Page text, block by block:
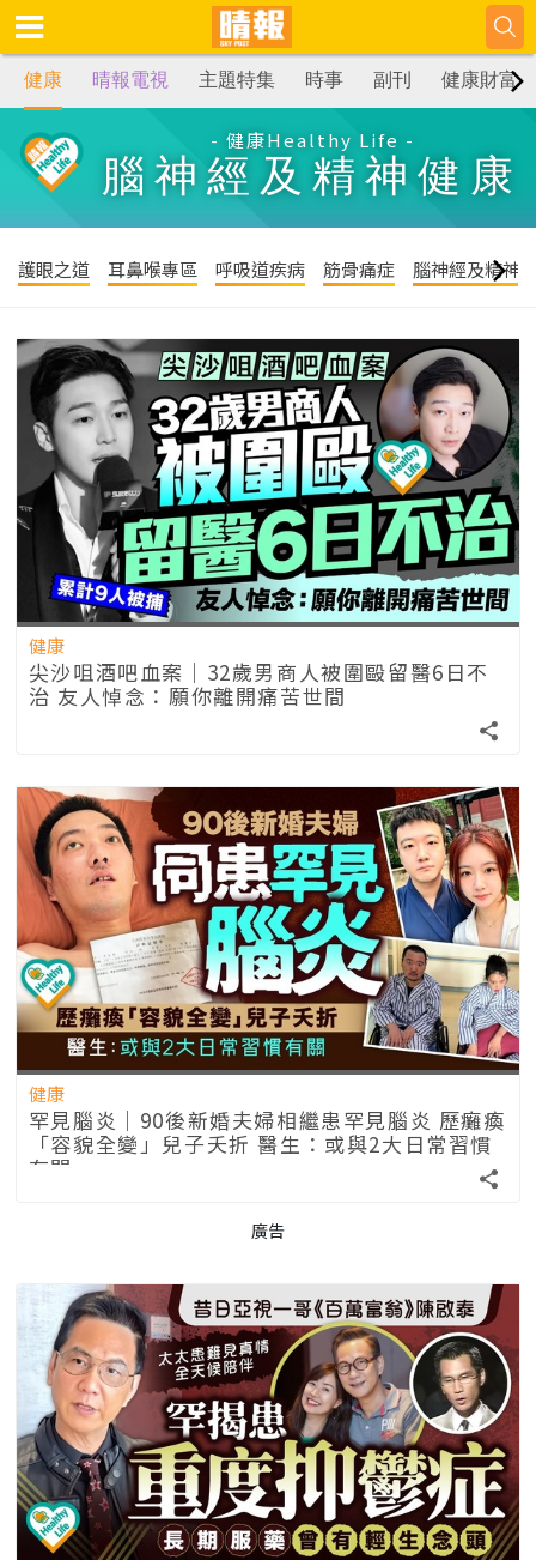
健康 晴報電視 主題特集 時事 副刊 健康財富
- 健康Healthy Life -
腦神經及精神健康
護眼之道 耳鼻喉專區 呼吸道疾病 筋骨痛症 腦神經及精神
健康
尖沙咀酒吧血案｜32歲男商人被圍毆留醫6日不
治 友人悼念：願你離開痛苦世間
健康
罕見腦炎｜90後新婚夫婦相繼患罕見腦炎 歷癱瘓
「容貌全變」兒子夭折 醫生：或與2大日常習慣
有關
廣告